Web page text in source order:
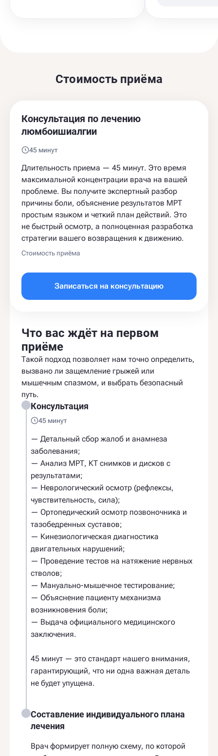
Стоимость приёма
Консультация по лечению
люмбоишиалгии
45 минут
Длительность приема — 45 минут. Это время
максимальной концентрации врача на вашей
проблеме. Вы получите экспертный разбор
причины боли, объяснение результатов МРТ
простым языком и четкий план действий. Это
не быстрый осмотр, а полноценная разработка
стратегии вашего возвращения к движению.
Стоимость приёма
Записаться на консультацию
Что вас ждёт на первом
приёме
Такой подход позволяет нам точно определить,
вызвано ли защемление грыжей или
мышечным спазмом, и выбрать безопасный
путь.
Консультация
45 минут
— Детальный сбор жалоб и анамнеза
заболевания;
— Анализ МРТ, КТ снимков и дисков с
результатами;
— Неврологический осмотр (рефлексы,
чувствительность, сила);
— Ортопедический осмотр позвоночника и
тазобедренных суставов;
— Кинезиологическая диагностика
двигательных нарушений;
— Проведение тестов на натяжение нервных
стволов;
— Мануально-мышечное тестирование;
— Объяснение пациенту механизма
возникновения боли;
— Выдача официального медицинского
заключения.
45 минут — это стандарт нашего внимания,
гарантирующий, что ни одна важная деталь
не будет упущена.
Составление индивидуального плана
лечения
Врач формирует полную схему, по которой